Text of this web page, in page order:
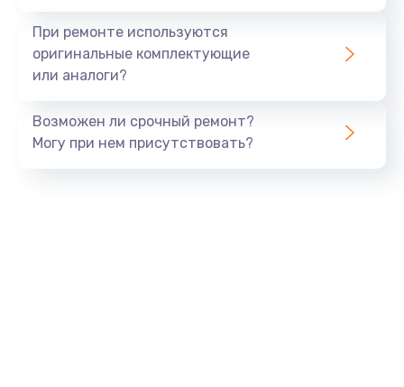
При ремонте используются
оригинальные комплектующие
или аналоги?
Возможен ли срочный ремонт?
Могу при нем присутствовать?